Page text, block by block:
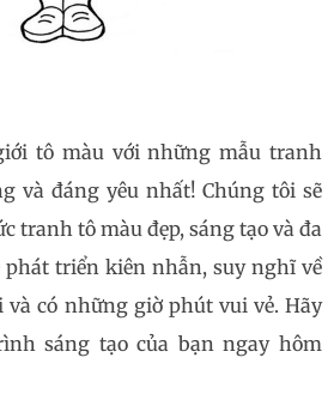
tô màu với những mẫu tranh
và đáng yêu nhất! Chúng tôi sẽ
tranh tô màu đẹp, sáng tạo và đa
phát triển kiên nhẫn, suy nghĩ về
và có những giờ phút vui vẻ. Hãy
sáng tạo của bạn ngay hôm